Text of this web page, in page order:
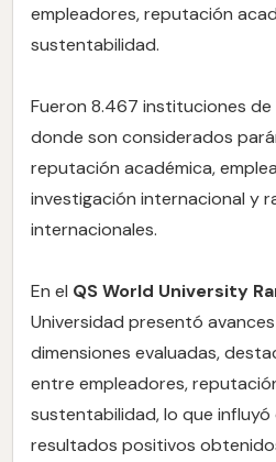
empleadores, reputación
sustentabilidad.
Fueron 8.467 instituciones de
donde son considerados
reputación académica,
investigación internacional y
internacionales.
En el QS World University
Universidad presentó
dimensiones evaluadas,
entre empleadores,
sustentabilidad, lo que
resultados positivos